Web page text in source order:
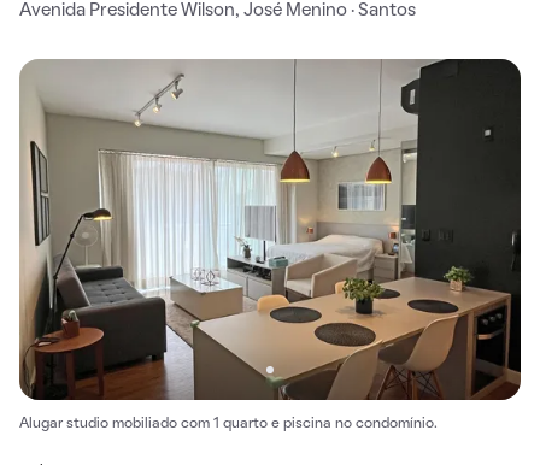
Avenida Presidente Wilson, José Menino · Santos
Alugar studio mobiliado com 1 quarto e piscina no condomínio.